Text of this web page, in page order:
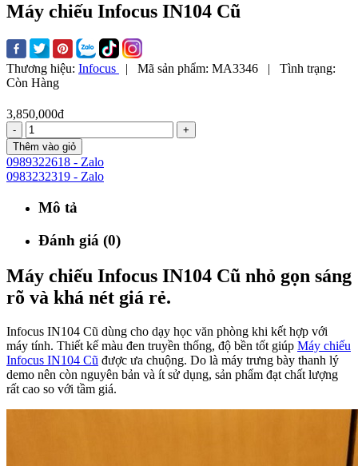
Máy chiếu Infocus IN104 Cũ
Thương hiệu: Infocus | Mã sản phẩm: MA3346 |
Tình trạng:
Còn Hàng
3,850,000đ
-
+
Thêm vào giỏ
0989322618 - Zalo
0983232319 - Zalo
Mô tả
Đánh giá (0)
Máy chiếu Infocus IN104 Cũ nhỏ gọn sáng
rõ và khá nét giá rẻ.
Infocus IN104 Cũ dùng cho dạy học văn phòng khi kết hợp với
máy tính. Thiết kế màu đen truyền thống, độ bền tốt giúp Máy chiếu
Infocus IN104 Cũ được ưa chuộng. Do là máy trưng bày thanh lý
demo nên còn nguyên bản và ít sử dụng, sản phẩm đạt chất lượng
rất cao so với tầm giá.